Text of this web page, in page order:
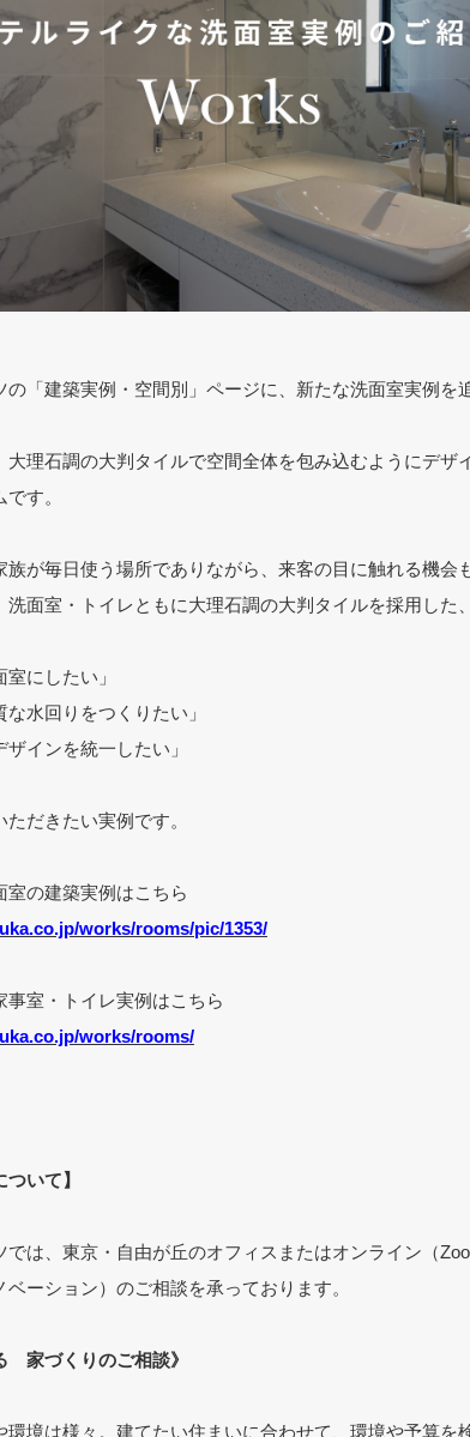
「建築実例・空間別」ページに、新たな洗面室実例を
大理石調の大判タイルで空間全体を包み込むようにデザ
す。
が毎日使う場所でありながら、来客の目に触れる機会
洗面室・トイレともに大理石調の大判タイルを採用した
室にしたい」
な水回りをつくりたい」
ザインを統一したい」
だきたい実例です。
の建築実例はこちら
works/rooms/pic/1353/
室・トイレ実例はこちら
works/rooms/
いて】
では、東京・自由が丘のオフィスまたはオンライン（
ベーション）のご相談を承っております。
家づくりのご相談》
環境は様々。建てたい住まいに合わせて、環境や予算を